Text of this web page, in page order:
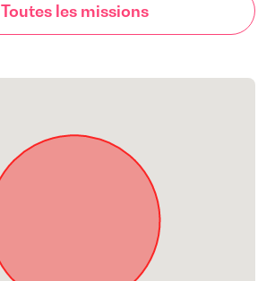
Toutes les missions